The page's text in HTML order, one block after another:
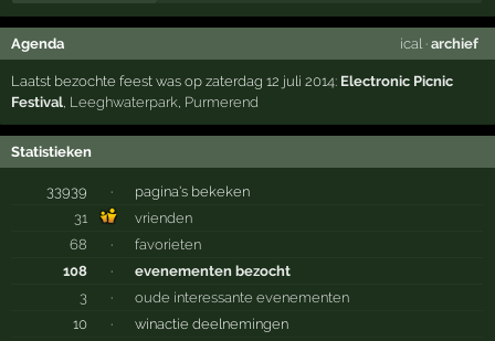
Agenda ical· archief
Laatst bezochte feest was op zaterdag 12 juli 2014: Electronic Picnic
Festival, Leeghwaterpark, Purmerend
Statistieken
33939 ·
pagina's bekeken
31
vrienden
68
·
favorieten
108
·
evenementen bezocht
3
·
oude interessante evenementen
10
·
winactie deelnemingen